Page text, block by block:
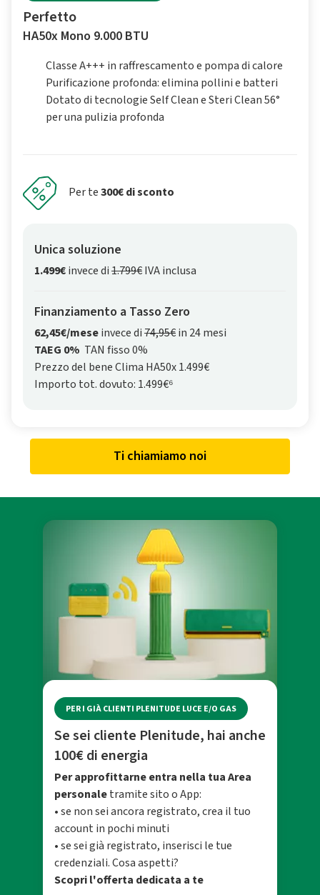
Perfetto
HA50x Mono 9.000 BTU
Classe A+++ in raffrescamento e pompa di calore
Purificazione profonda: elimina pollini e batteri
Dotato di tecnologie Self Clean e Steri Clean 56°
per una pulizia profonda
Per te300€ di sconto
Unica soluzione
1.499€invece di1.799€IVA inclusa
Finanziamento a Tasso Zero
62,45€/meseinvece di74,95€in 24 mesi
TAEG 0% TAN fisso 0%
Prezzo del bene Clima HA50x 1.499€
Importo tot. dovuto: 1.499€⁶
Ti chiamiamo noi
PER I GIÀ CLIENTI PLENITUDE LUCE E/O GAS
Se sei cliente Plenitude, hai anche
100€ di energia
Per approfittarne entra nella tua Area
personaletramite sito o App:
• se non sei ancora registrato, crea il tuo
account in pochi minuti
• se sei già registrato, inserisci le tue
credenziali. Cosa aspetti?
Scopri l'offerta dedicata a te